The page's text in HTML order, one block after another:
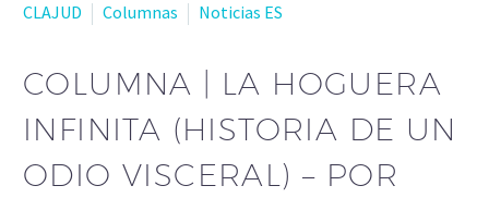
CLAJUD
Columnas Noticias ES
COLUMNA | LA HOGUERA
INFINITA (HISTORIA DE UN
ODIO VISCERAL) – POR